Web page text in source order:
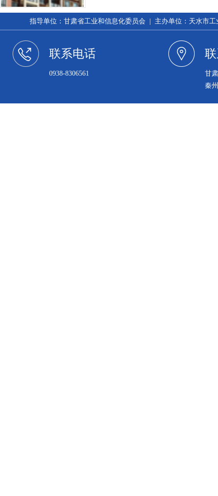
指导单位：甘肃省工业和信息化委员会 | 主办单位：天水市
联系电话
0938-8306561
甘
秦